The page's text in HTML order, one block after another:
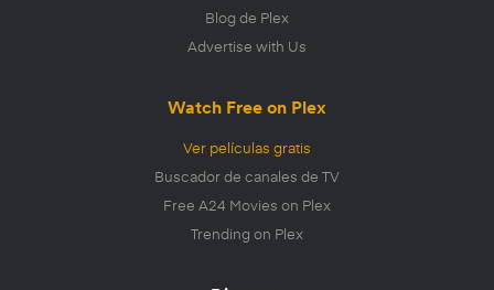
Blog de Plex
Advertise with Us
Watch Free on Plex
Ver películas gratis
Buscador de canales de TV
Free A24 Movies on Plex
Trending on Plex